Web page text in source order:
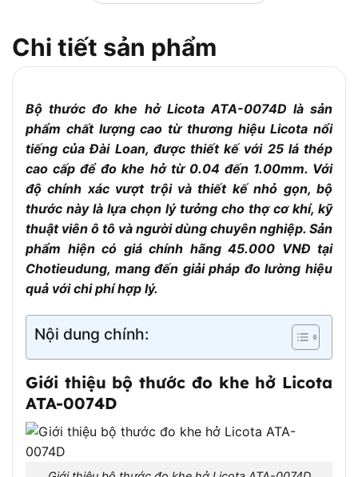
Chi tiết sản phẩm
Bộ thước đo khe hở Licota ATA-0074D là sản
phẩm chất lượng cao từ thương hiệu Licota nổi
tiếng của Đài Loan, được thiết kế với 25 lá thép
cao cấp để đo khe hở từ 0.04 đến 1.00mm. Với
độ chính xác vượt trội và thiết kế nhỏ gọn, bộ
thước này là lựa chọn lý tưởng cho thợ cơ khí, kỹ
thuật viên ô tô và người dùng chuyên nghiệp. Sản
phẩm hiện có giá chính hãng 45.000 VNĐ tại
Chotieudung, mang đến giải pháp đo lường hiệu
quả với chi phí hợp lý.
Nội dung chính:
Giới thiệu bộ thước đo khe hở Licota
ATA-0074D